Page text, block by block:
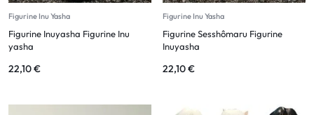
Figurine Inu Yasha
Figurine Inuyasha Figurine Inu
yasha
22,10€
Figurine Inu Yasha
Figurine Sesshômaru Figurine
Inuyasha
22,10€